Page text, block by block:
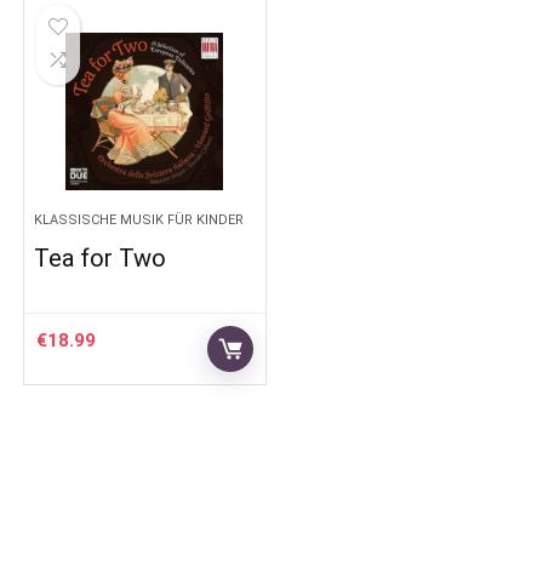
KLASSISCHE MUSIK FÜR KINDER
Tea for Two
€18.99